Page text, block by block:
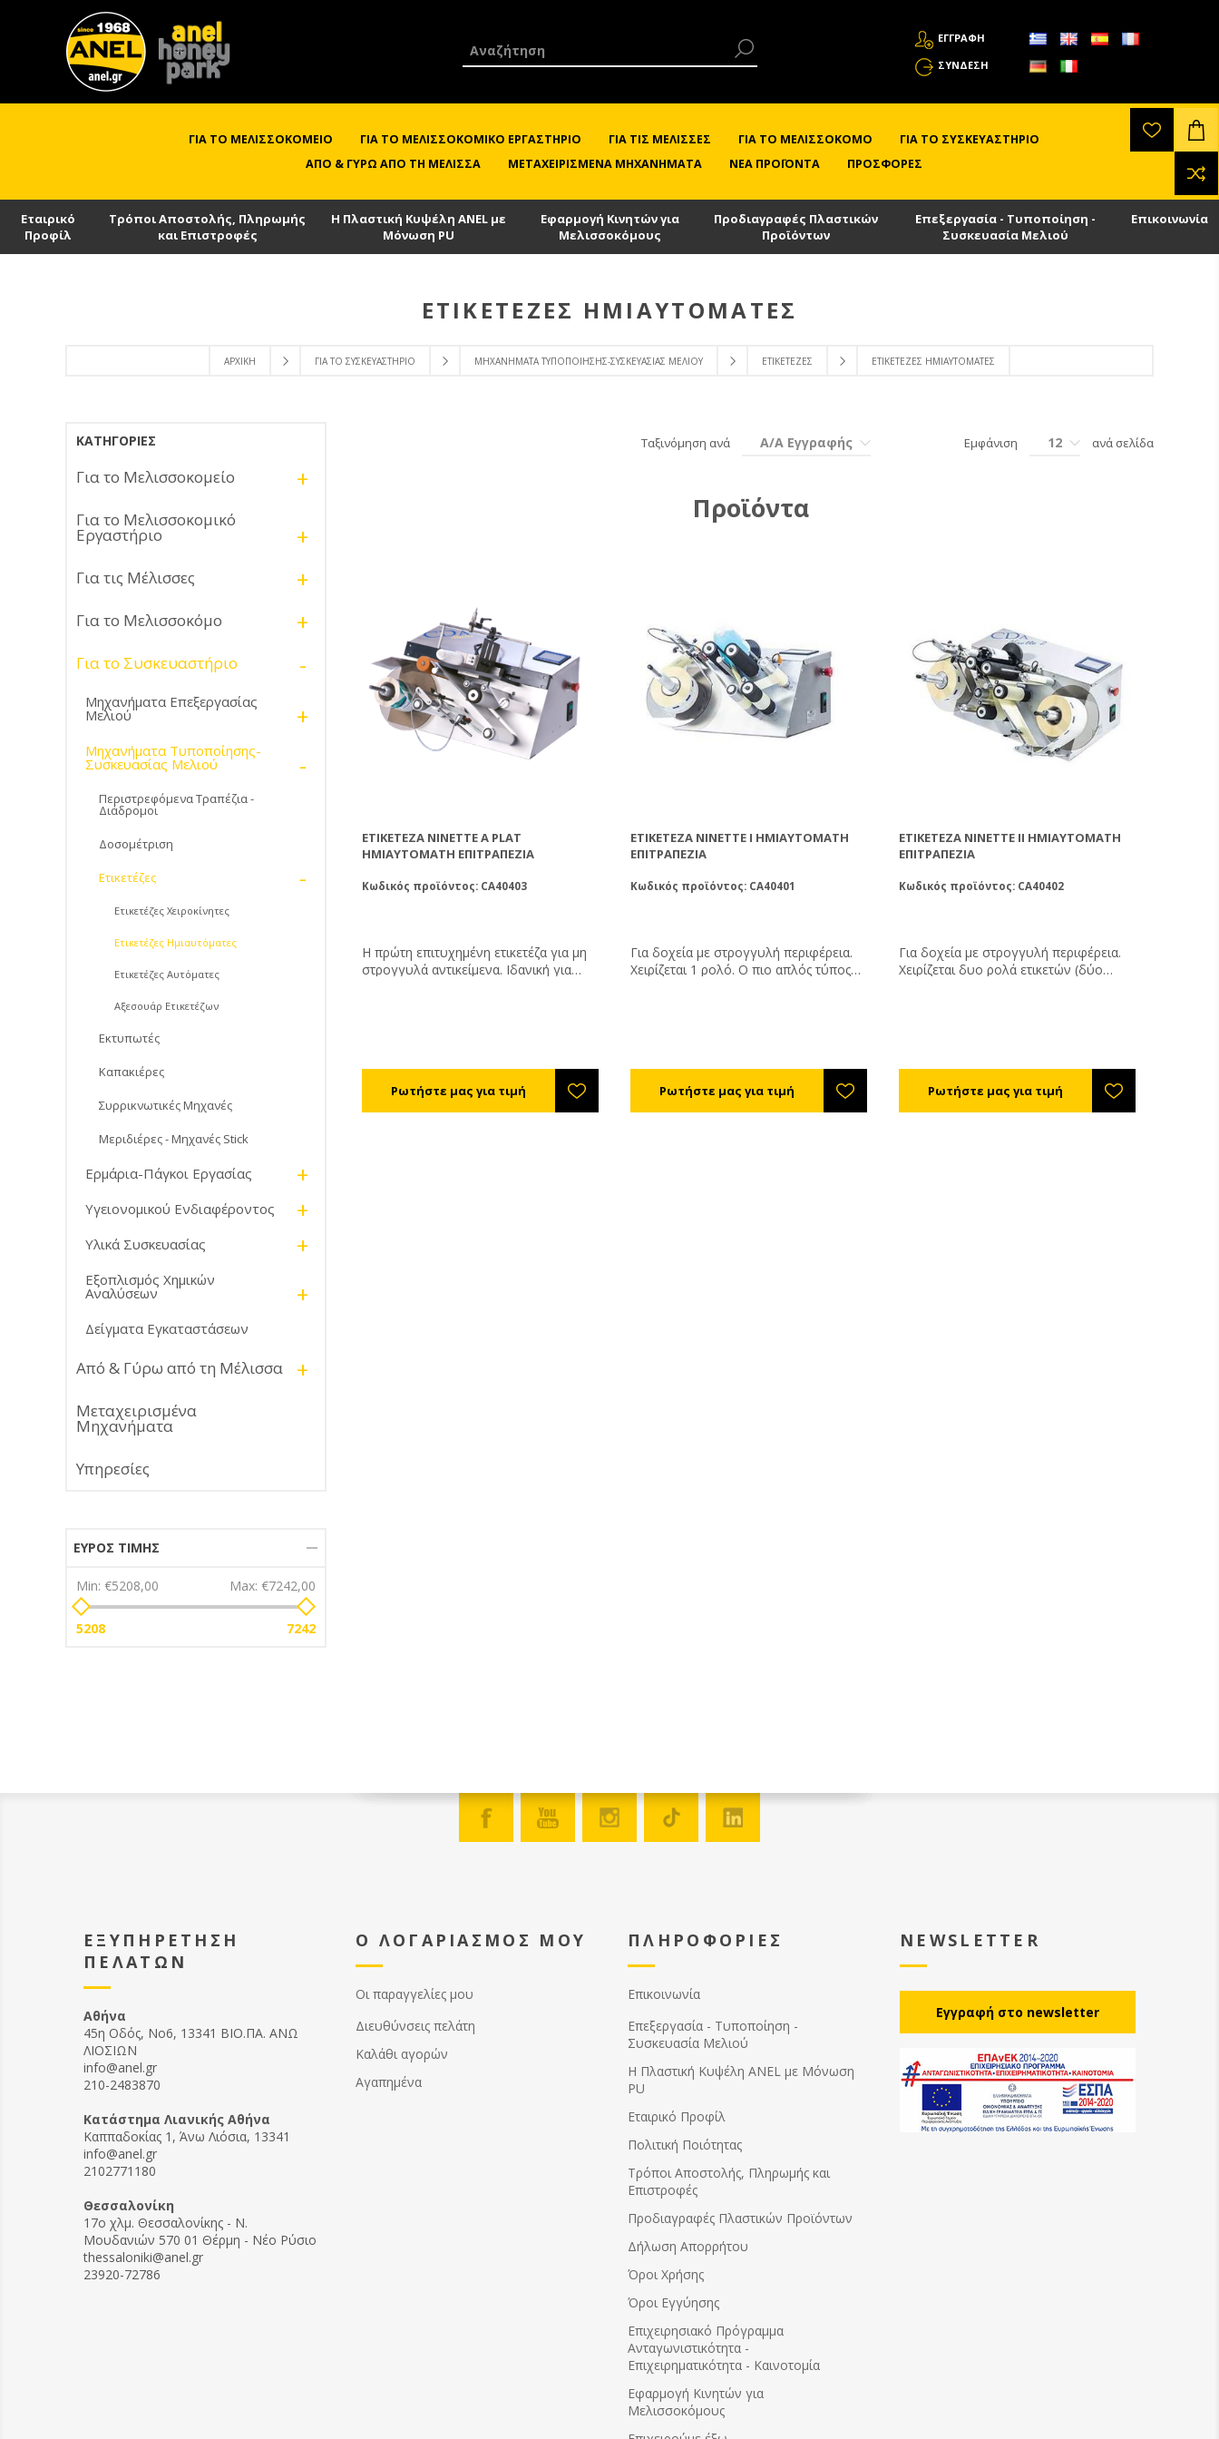
ΕΓΓΡΑΦΗ
ΣΎΝΔΕΣΗ
ΓΙΑ ΤΟ ΜΕΛΙΣΣΟΚΟΜΕΊΟ ΓΙΑ ΤΟ ΜΕΛΙΣΣΟΚΟΜΙΚΌ ΕΡΓΑΣΤΉΡΙΟ ΓΙΑ ΤΙΣ ΜΈΛΙΣΣΕΣ ΓΙΑ ΤΟ ΜΕΛΙΣΣΟΚΌΜΟ
ΓΙΑ ΤΟ ΣΥΣΚΕΥΑΣΤΉΡΙΟ
ΑΠΌ & ΓΎΡΩ ΑΠΌ ΤΗ ΜΈΛΙΣΣΑ
ΜΕΤΑΧΕΙΡΙΣΜΈΝΑ ΜΗΧΑΝΉΜΑΤΑ ΝΈΑ ΠΡΟΪΌΝΤΑ ΠΡΟΣΦΟΡΈΣ
Εταιρικό
Προφίλ
Τρόποι Αποστολής, Πληρωμής
και Επιστροφές
Η Πλαστική Κυψέλη ANEL με
Μόνωση PU
Εφαρμογή Κινητών για
Μελισσοκόμους
Προδιαγραφές Πλαστικών
Προϊόντων
Επεξεργασία - Τυποποίηση -
Συσκευασία Μελιού
Επικοινωνία
ΑΡΧΙΚΉ ΓΙΑ ΤΟ ΣΥΣΚΕΥΑΣΤΉΡΙΟ ΜΗΧΑΝΉΜΑΤΑ ΤΥΠΟΠΟΊΗΣΗΣ-ΣΥΣΚΕΥΑΣΊΑΣ ΜΕΛΙΟΎ ΕΤΙΚΕΤΈΖΕΣ ΕΤΙΚΕΤΈΖΕΣ ΗΜΙΑΥΤΌΜΑΤΕΣ
ΕΤΙΚΕΤΈΖΕΣ ΗΜΙΑΥΤΌΜΑΤΕΣ
Ταξινόμηση ανά Α/Α Εγγραφής Εμφάνιση 12 ανά σελίδα
Προϊόντα
ΕΤΙΚΕΤΈΖΑ NINETTE A PLAT
ΗΜΙΑΥΤΌΜΑΤΗ ΕΠΙΤΡΑΠΈΖΙΑ
Κωδικός προϊόντος: CA40403
Η πρώτη επιτυχημένη ετικετέζα για μη
στρογγυλά αντικείμενα. Ιδανική για
ανά ώρα. Μέγιστη διάμετρος ρολού:
260χιλ. Διάμετρος εσωτερικού
ΕΤΙΚΕΤΈΖΑ NINETTE I ΗΜΙΑΥΤΌΜΑΤΗ
ΕΠΙΤΡΑΠΈΖΙΑ
Κωδικός προϊόντος: CA40401
Για δοχεία με στρογγυλή περιφέρεια.
Χειρίζεται 1 ρολό. Ο πιο απλός τύπος
ετικετοποίησης. Μέγιστο ύψος ετικέτας
19 cm. Δυναμικότητα: 500 αντικείμενα
ΕΤΙΚΕΤΈΖΑ NINETTE II ΗΜΙΑΥΤΌΜΑΤΗ
ΕΠΙΤΡΑΠΈΖΙΑ
Κωδικός προϊόντος: CA40402
Για δοχεία με στρογγυλή περιφέρεια.
Χειρίζεται δυο ρολά ετικετών (δύο
ΚΑΤΗΓΟΡΊΕΣ
Για το Μελισσοκομείο +
Για το Μελισσοκομικό
Εργαστήριο +
Για τις Μέλισσες +
Για το Μελισσοκόμο +
Για το Συσκευαστήριο -
Μηχανήματα Επεξεργασίας
Μελιού +
Μηχανήματα Τυποποίησης-
Συσκευασίας Μελιού -
Περιστρεφόμενα Τραπέζια -
Διάδρομοι
Δοσομέτριση
Ετικετέζες -
Ετικετέζες Χειροκίνητες
Ετικετέζες Ημιαυτόματες
Ετικετέζες Αυτόματες
Αξεσουάρ Ετικετέζων
Εκτυπωτές
Καπακιέρες
Συρρικνωτικές Μηχανές
Μεριδιέρες - Μηχανές Stick
Ερμάρια-Πάγκοι Εργασίας +
Υγειονομικού Ενδιαφέροντος +
Υλικά Συσκευασίας +
Εξοπλισμός Χημικών
Αναλύσεων +
Δείγματα Εγκαταστάσεων
Από & Γύρω από τη Μέλισσα +
Μεταχειρισμένα
Μηχανήματα
Υπηρεσίες
ΕΎΡΟΣ ΤΙΜΉΣ
Min: €5208,00 Max: €7242,00
5208 7242
ΕΞΥΠΗΡΕΤΗΣΗ
ΠΕΛΑΤΩΝ
Αθήνα
45η Οδός, Νο6, 13341 ΒΙΟ.ΠΑ. ΑΝΩ
ΛΙΟΣΙΩΝ
info@anel.gr
210-2483870
Kατάστημα Λιανικής Αθήνα
Καππαδοκίας 1, Άνω Λιόσια, 13341
info@anel.gr
2102771180
Θεσσαλονίκη
17ο χλμ. Θεσσαλονίκης - Ν.
Μουδανιών 570 01 Θέρμη - Νέο Ρύσιο
thessaloniki@anel.gr
23920-72786
Ο ΛΟΓΑΡΙΑΣΜΟΣ ΜΟΥ
Οι παραγγελίες μου
Διευθύνσεις πελάτη
Καλάθι αγορών
Αγαπημένα
ΠΛΗΡΟΦΟΡΙΕΣ
Επικοινωνία
Επεξεργασία - Τυποποίηση -
Συσκευασία Μελιού
Η Πλαστική Κυψέλη ANEL με Μόνωση
PU
Εταιρικό Προφίλ
Πολιτική Ποιότητας
Τρόποι Αποστολής, Πληρωμής και
Επιστροφές
Προδιαγραφές Πλαστικών Προϊόντων
Δήλωση Απορρήτου
Όροι Χρήσης
Όροι Εγγύησης
Eπιχειρησιακό Πρόγραμμα
Ανταγωνιστικότητα -
Επιχειρηματικότητα - Καινοτομία
Εφαρμογή Κινητών για
Μελισσοκόμους
NEWSLETTER
Eγγραφή στο newsletter